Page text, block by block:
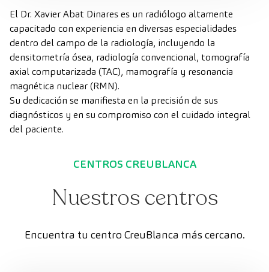
El Dr. Xavier Abat Dinares es un radiólogo altamente
capacitado con experiencia en diversas especialidades
dentro del campo de la radiología, incluyendo la
densitometría ósea, radiología convencional, tomografía
axial computarizada (TAC), mamografía y resonancia
magnética nuclear (RMN).
Su dedicación se manifiesta en la precisión de sus
diagnósticos y en su compromiso con el cuidado integral
del paciente.
CENTROS CREUBLANCA
Nuestros centros
Encuentra tu centro CreuBlanca más cercano.